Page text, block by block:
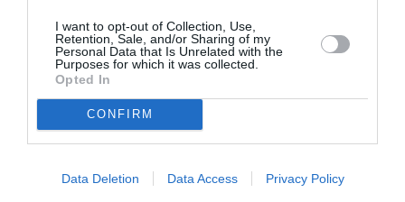
I want to opt-out of Collection, Use,
Retention, Sale, and/or Sharing of my
Personal Data that Is Unrelated with the
Purposes for which it was collected.
Opted In
CONFIRM
Data Deletion Data Access Privacy Policy
Το Ροκ το Ελληνικό:
Τσακνής στο
Θέατρο Άλσος ΔΕΗ
συναυλίες στην
Κρήτη